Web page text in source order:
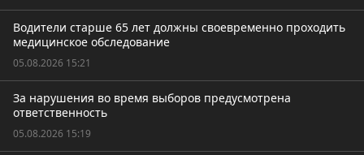
Водители старше 65 лет должны своевременно проходить
медицинское обследование
05.08.2026 15:21
За нарушения во время выборов предусмотрена
ответственность
05.08.2026 15:19